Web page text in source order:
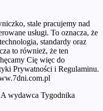
stale pracujemy nad
usługi. To oznacza, że
standardy oraz
to również, że ten
Cię więc do
Prywatności i Regulaminu.
wydawca Tygodnika